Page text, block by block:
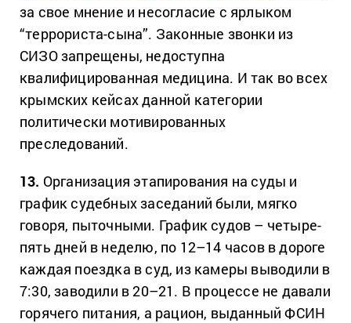
за свое мнение и несогласие с ярлыком
“террориста-сына”. Законные звонки из
СИЗО запрещены, недоступна
квалифицированная медицина. И так во всех
крымских кейсах данной категории
политически мотивированных
преследований.
13. Организация этапирования на суды и
график судебных заседаний были, мягко
говоря, пыточными. График судов – четыре-
пять дней в неделю, по 12–14 часов в дороге
каждая поездка в суд, из камеры выводили в
7:30, заводили в 20–21. В процессе не давали
горячего питания, а рацион, выданный ФСИН